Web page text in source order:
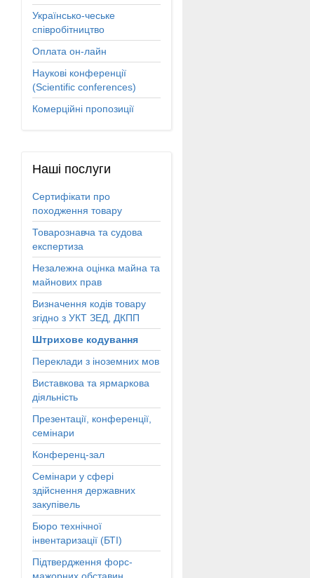
Українсько-чеське
співробітництво
Оплата он-лайн
Наукові конференції
(Scientific conferences)
Комерційні пропозиції
Наші послуги
Сертифікати про
походження товару
Товарознавча та судова
експертиза
Незалежна оцінка майна та
майнових прав
Визначення кодів товару
згідно з УКТ ЗЕД, ДКПП
Штрихове кодування
Переклади з іноземних мов
Виставкова та ярмаркова
діяльність
Презентації, конференції,
семінари
Конференц-зал
Семінари у сфері
здійснення державних
закупівель
Бюро технічної
інвентаризації (БТІ)
Підтвердження форс-
мажорних обставин